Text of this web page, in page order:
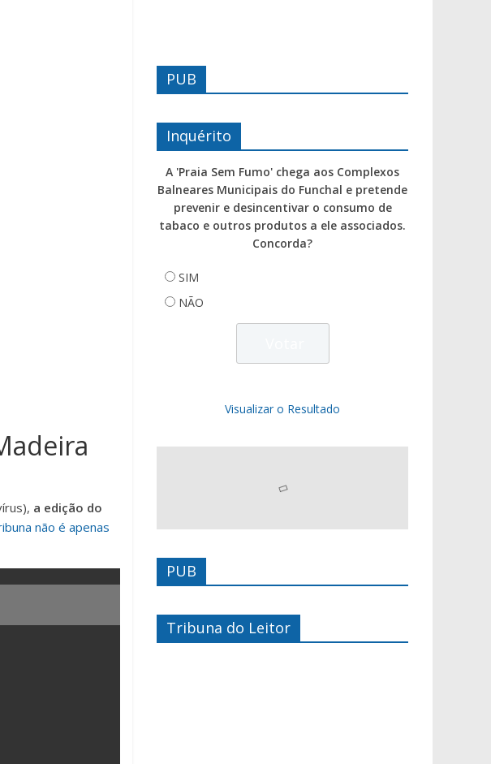
a edição do
não é apenas
PUB
Inquérito
A 'Praia Sem Fumo' chega aos Complexos
Balneares Municipais do Funchal e pretende
prevenir e desincentivar o consumo de
tabaco e outros produtos a ele associados.
Concorda?
SIM
NÃO
Visualizar o Resultado
PUB
Tribuna do Leitor